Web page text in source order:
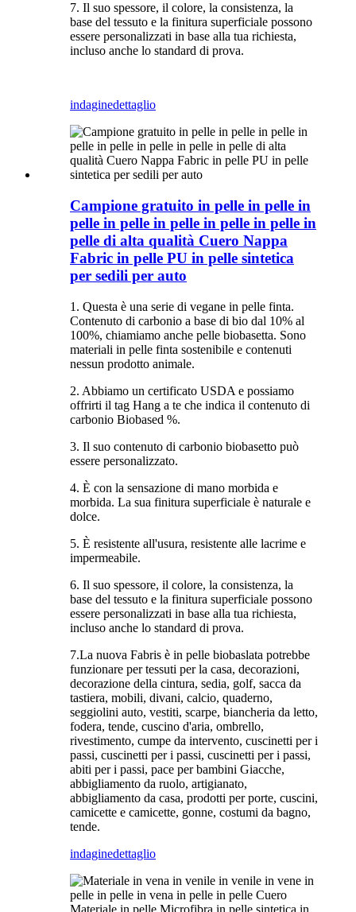
7. Il suo spessore, il colore, la consistenza, la
base del tessuto e la finitura superficiale possono
essere personalizzati in base alla tua richiesta,
incluso anche lo standard di prova.
indaginedettaglio
Campione gratuito in pelle in pelle in
pelle in pelle in pelle in pelle in pelle in
pelle di alta qualità Cuero Nappa
Fabric in pelle PU in pelle sintetica
per sedili per auto
1. Questa è una serie di vegane in pelle finta.
Contenuto di carbonio a base di bio dal 10% al
100%, chiamiamo anche pelle biobasetta. Sono
materiali in pelle finta sostenibile e contenuti
nessun prodotto animale.
2. Abbiamo un certificato USDA e possiamo
offrirti il ​​tag Hang a te che indica il contenuto di
carbonio Biobased %.
3. Il suo contenuto di carbonio biobasetto può
essere personalizzato.
4. È con la sensazione di mano morbida e
morbida. La sua finitura superficiale è naturale e
dolce.
5. È resistente all'usura, resistente alle lacrime e
impermeabile.
6. Il suo spessore, il colore, la consistenza, la
base del tessuto e la finitura superficiale possono
essere personalizzati in base alla tua richiesta,
incluso anche lo standard di prova.
7.La nuova Fabris è in pelle biobaslata potrebbe
funzionare per tessuti per la casa, decorazioni,
decorazione della cintura, sedia, golf, sacca da
tastiera, mobili, divani, calcio, quaderno,
seggiolini auto, vestiti, scarpe, biancheria da letto,
fodera, tende, cuscino d'aria, ombrello,
rivestimento, cumpe da intervento, cuscinetti per i
passi, cuscinetti per i passi, cuscinetti per i passi,
abiti per i passi, pace per bambini Giacche,
abbigliamento da ruolo, artigianato,
abbigliamento da casa, prodotti per porte, cuscini,
camicette e camicette, gonne, costumi da bagno,
tende.
indaginedettaglio